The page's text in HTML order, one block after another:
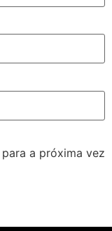
a próxima vez